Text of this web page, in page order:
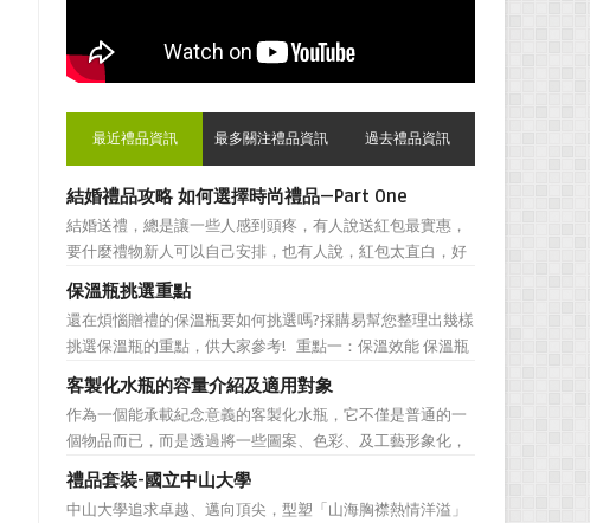
最近禮品資訊 最多關注禮品資訊 過去禮品資訊
結婚禮品攻略 如何選擇時尚禮品—Part One
結婚送禮，總是讓一些人感到頭疼，有人說送紅包最實惠，
要什麼禮物新人可以自己安排，也有人說，紅包太直白，好
朋友之間還是禮物顯得更加親密。然而，挑選結婚禮物卻一
直是許多人最棘手的任務，送得不好反而怕有影響友誼什麼
的。下面為大家準備的一份簡單的結婚禮品攻略，希望能為
大家排憂解難吧! ...
保溫瓶挑選重點
還在煩惱贈禮的保溫瓶要如何挑選嗎?採購易幫您整理出幾樣
挑選保溫瓶的重點，供大家參考! 重點一：保溫效能 保溫瓶
的包裝外盒或說明書上會標示保溫數據，建議挑選至少6hr且
>68℃的保溫瓶。 重點二：開蓋種類 一鍵開蓋v.s.旋轉開蓋
若使用者會在駕駛期間飲水，則必須...
客製化水瓶的容量介紹及適用對象
作為一個能承載紀念意義的客製化水瓶，它不僅是普通的一
個物品而已，而是透過將一些圖案、色彩、及工藝形象化，
來象徵公司的特有文化。它塑造了公司的品牌，也體現公司
的特色，同時也能表達對於接受贈禮方的感激之情。此外，
作為一樣每天都會用到的必需品，水瓶也含有虛懷若谷、有
禮品套裝-國立中山大學
中山大學追求卓越、邁向頂尖，型塑「山海胸襟熱情洋溢」